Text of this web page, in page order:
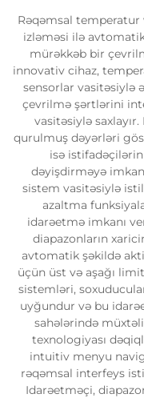
Rəqəmsal
izləməsi ilə
mürəkkəb bir
innovativ cihaz,
sensorlar vasitəsiylə
çevrilmə şərtlərini
vasitəsiylə
qurulmuş dəyərləri
isə istifadəçilərin
dəyişdirməyə
sistem vasitəsiylə
azaltma
idarəetmə imkanı
diapazonların
avtomatik şəkildə
üçün üst və aşağı
sistemləri,
uyğundur və bu
sahələrində
texnologiyası
intuitiv menyu
rəqəmsal interfeys
Idarəetməçi,